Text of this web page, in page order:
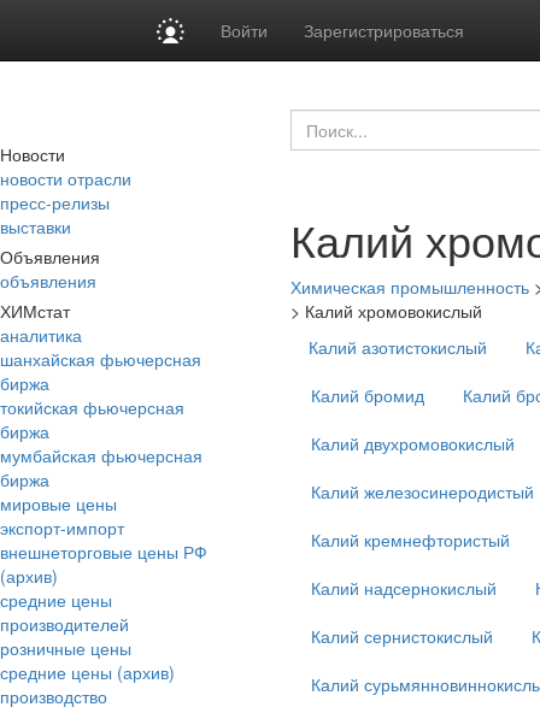
Войти Зарегистрироваться
Новости
новости отрасли
пресс-релизы
выставки
Объявления
объявления
ХИМстат
аналитика
шанхайская фьючерсная
биржа
токийская фьючерсная
биржа
мумбайская фьючерсная
биржа
мировые цены
экспорт-импорт
внешнеторговые цены РФ
(архив)
средние цены
производителей
розничные цены
средние цены (архив)
производство
Калий
Химическая промышленность
> Калий хромовокислый
Калий азотистокислый
Калий бромид
Калий
Калий двухромовокислый
Калий железосинеродистый
Калий кремнефтористый
Калий надсернокислый
Калий сернистокислый
Калий